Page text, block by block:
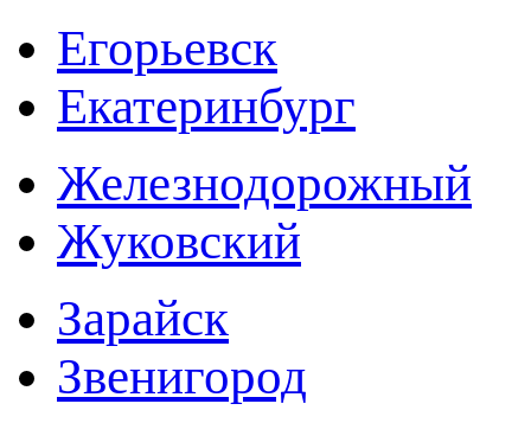
Егорьевск
Екатеринбург
Железнодорожный
Жуковский
Зарайск
Звенигород